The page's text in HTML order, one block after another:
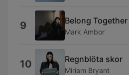
9 Belong Together
Mark Ambor
10 Regnblöta skor
Miriam Bryant